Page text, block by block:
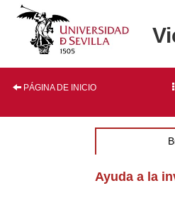
PÁGINA DE INICIO
Ayuda a la